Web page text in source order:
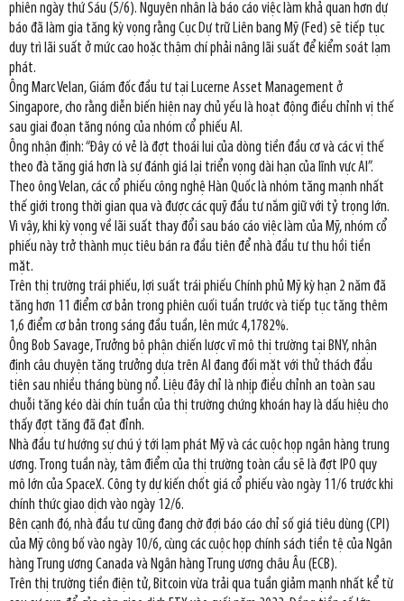
phiên ngày thứ Sáu (5/6). Nguyên nhân là báo cáo việc làm khả quan hơn dự
báo đã làm gia tăng kỳ vọng rằng Cục Dự trữ Liên bang Mỹ (Fed) sẽ tiếp tục
duy trì lãi suất ở mức cao hoặc thậm chí phải nâng lãi suất để kiểm soát lạm
phát.
Ông Marc Velan, Giám đốc đầu tư tại Lucerne Asset Management ở
Singapore, cho rằng diễn biến hiện nay chủ yếu là hoạt động điều chỉnh vị thế
sau giai đoạn tăng nóng của nhóm cổ phiếu AI.
Ông nhận định: “Đây có vẻ là đợt thoái lui của dòng tiền đầu cơ và các vị thế
theo đà tăng giá hơn là sự đánh giá lại triển vọng dài hạn của lĩnh vực AI”.
Theo ông Velan, các cổ phiếu công nghệ Hàn Quốc là nhóm tăng mạnh nhất
thế giới trong thời gian qua và được các quỹ đầu tư nắm giữ với tỷ trọng lớn.
Vì vậy, khi kỳ vọng về lãi suất thay đổi sau báo cáo việc làm của Mỹ, nhóm cổ
phiếu này trở thành mục tiêu bán ra đầu tiên để nhà đầu tư thu hồi tiền
mặt.
Trên thị trường trái phiếu, lợi suất trái phiếu Chính phủ Mỹ kỳ hạn 2 năm đã
tăng hơn 11 điểm cơ bản trong phiên cuối tuần trước và tiếp tục tăng thêm
1,6 điểm cơ bản trong sáng đầu tuần, lên mức 4,1782%.
Ông Bob Savage, Trưởng bộ phận chiến lược vĩ mô thị trường tại BNY, nhận
định câu chuyện tăng trưởng dựa trên AI đang đối mặt với thử thách đầu
tiên sau nhiều tháng bùng nổ. Liệu đây chỉ là nhịp điều chỉnh an toàn sau
chuỗi tăng kéo dài chín tuần của thị trường chứng khoán hay là dấu hiệu cho
thấy đợt tăng đã đạt đỉnh.
Nhà đầu tư hướng sự chú ý tới lạm phát Mỹ và các cuộc họp ngân hàng trung
ương. Trong tuần này, tâm điểm của thị trường toàn cầu sẽ là đợt IPO quy
mô lớn của SpaceX. Công ty dự kiến chốt giá cổ phiếu vào ngày 11/6 trước khi
chính thức giao dịch vào ngày 12/6.
Bên cạnh đó, nhà đầu tư cũng đang chờ đợi báo cáo chỉ số giá tiêu dùng (CPI)
của Mỹ công bố vào ngày 10/6, cùng các cuộc họp chính sách tiền tệ của Ngân
hàng Trung ương Canada và Ngân hàng Trung ương châu Âu (ECB).
Trên thị trường tiền điện tử, Bitcoin vừa trải qua tuần giảm mạnh nhất kể từ